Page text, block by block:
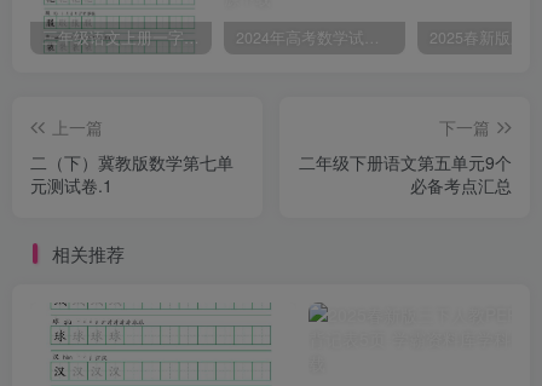
三年级语文上册一字三描红写字表字帖 2024年高考数学试卷（文）（全国甲卷）（空白卷）
上一篇
二（下）冀教版数学第七单
元测试卷.1
下一篇
二年级下册语文第五单元9个
必备考点汇总
相关推荐